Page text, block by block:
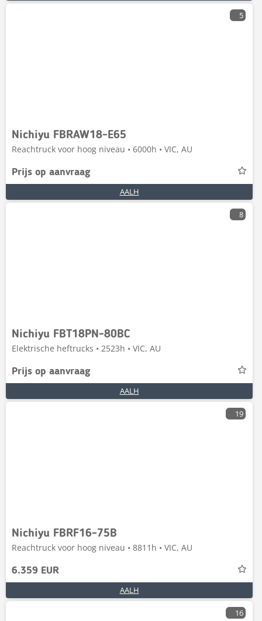
5
Nichiyu FBRAW18-E65
Reachtruck voor hoog niveau • 6000h • VIC, AU
Prijs op aanvraag
AALH
8
Nichiyu FBT18PN-80BC
Elektrische heftrucks • 2523h • VIC, AU
Prijs op aanvraag
AALH
19
Nichiyu FBRF16-75B
Reachtruck voor hoog niveau • 8811h • VIC, AU
6.359 EUR
AALH
16